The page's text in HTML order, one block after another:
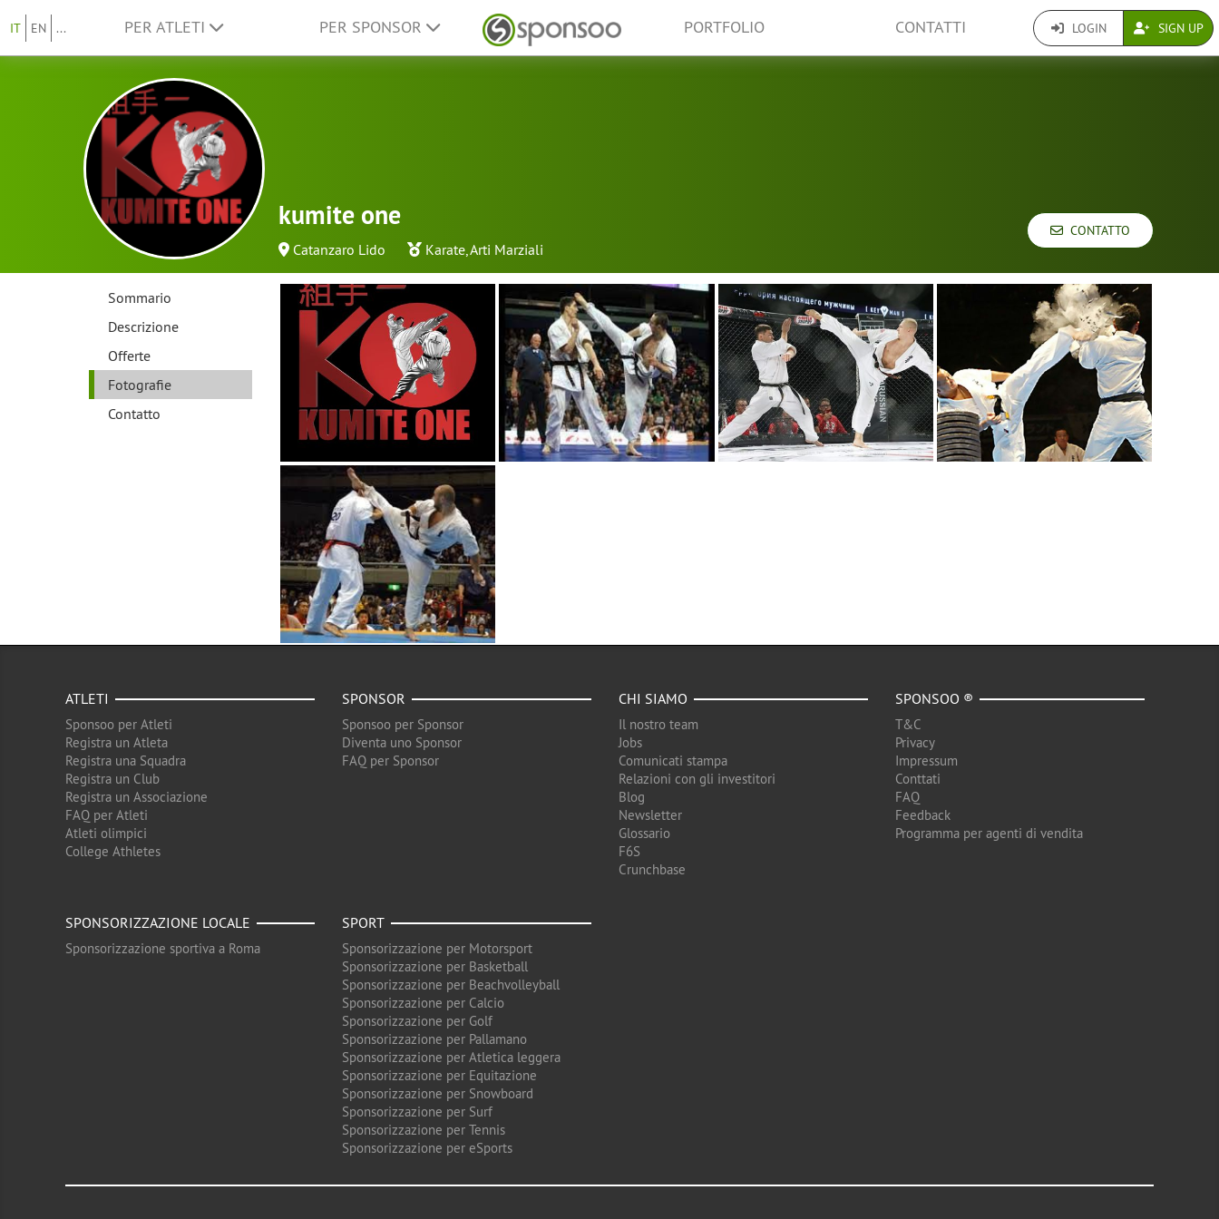
IT EN ... PER ATLETI PER SPONSOR PORTFOLIO CONTATTI LOGIN SIGN UP
kumite one
Catanzaro Lido Karate,Arti Marziali
CONTATTO
Sommario
Descrizione
Offerte
Fotografie
Contatto
ATLETI
Sponsoo per Atleti
Registra un Atleta
Registra una Squadra
Registra un Club
Registra un Associazione
FAQ per Atleti
Atleti olimpici
College Athletes
SPONSOR
Sponsoo per Sponsor
Diventa uno Sponsor
FAQ per Sponsor
CHI SIAMO
Il nostro team
Jobs
Comunicati stampa
Relazioni con gli investitori
Blog
Newsletter
Glossario
F6S
Crunchbase
SPONSOO ®
T&C
Privacy
Impressum
Conttati
FAQ
Feedback
Programma per agenti di vendita
SPONSORIZZAZIONE LOCALE
Sponsorizzazione sportiva a Roma
SPORT
Sponsorizzazione per Motorsport
Sponsorizzazione per Basketball
Sponsorizzazione per Beachvolleyball
Sponsorizzazione per Calcio
Sponsorizzazione per Golf
Sponsorizzazione per Pallamano
Sponsorizzazione per Atletica leggera
Sponsorizzazione per Equitazione
Sponsorizzazione per Snowboard
Sponsorizzazione per Surf
Sponsorizzazione per Tennis
Sponsorizzazione per eSports